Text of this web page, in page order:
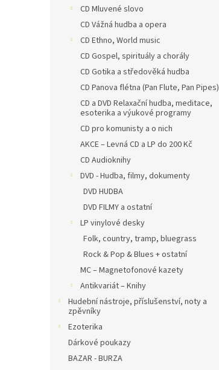
CD Mluvené slovo
CD Vážná hudba a opera
CD Ethno, World music
CD Gospel, spirituály a chorály
CD Gotika a středověká hudba
CD Panova flétna (Pan Flute, Pan Pipes)
CD a DVD Relaxační hudba, meditace,
esoterika a výukové programy
CD pro komunisty a o nich
AKCE – Levná CD a LP do 200 Kč
CD Audioknihy
DVD - Hudba, filmy, dokumenty
DVD HUDBA
DVD FILMY a ostatní
LP vinylové desky
Folk, country, tramp, bluegrass
Rock & Pop & Blues + ostatní
MC – Magnetofonové kazety
Antikvariát – Knihy
Hudební nástroje, příslušenství, noty a
zpěvníky
Ezoterika
Dárkové poukazy
BAZAR - BURZA